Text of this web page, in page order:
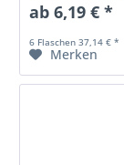
ab 6,19 € *
6 Flaschen 37,14 € *
Merken